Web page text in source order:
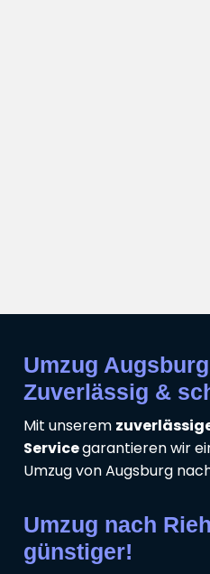
Umzug
Zuverlässig &
Mit unserem
Servicegarantieren wir
Umzug von Augsburg
Umzug nach
günstiger!